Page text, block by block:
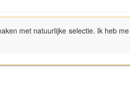
met natuurlijke selectie. Ik heb